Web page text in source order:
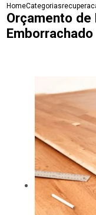
HomeCategorias
Orçamento